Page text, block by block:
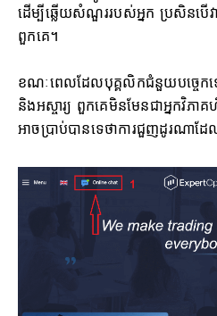
ដើម្បីឆ្លើយសំណួររបស់អ្នក ប្រសិនបើ
ពួកគេ។
ខណៈពេលដែលបុគ្គលិកជំនួយបច្ចេកទ
និងអស្ចារ្យ ពួកគេមិនមែនជាអ្នកវិភាគ
អាចប្រាប់បានទេថាការជួញដូរណាដ